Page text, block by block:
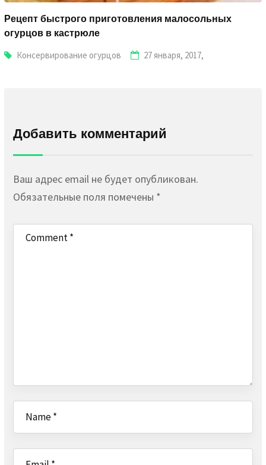
Рецепт быстрого приготовления малосольных
огурцов в кастрюле
Консервирование огурцов 27 января, 2017,
Добавить комментарий
Ваш адрес email не будет опубликован.
Обязательные поля помечены *